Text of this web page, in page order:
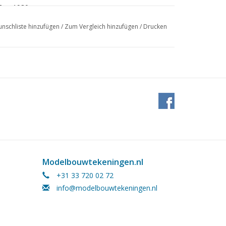
1980
hinzufügen / Zum Vergleich hinzufügen / Drucken
Modelbouwtekeningen.nl
+31 33 720 02 72
info@modelbouwtekeningen.nl